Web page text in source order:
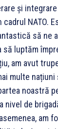
și
NATO.
să ne
să luptăm
am avut
multe națiuni
noastră
nivel de
am